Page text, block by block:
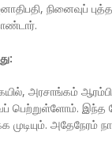
நினைவுப்
அரசாங்கம்
பெற்றுள்ளோம். இந்த
அதேநேரம்